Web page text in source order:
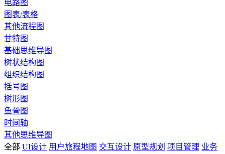
电路图
图表/表格
其他流程图
甘特图
基础思维导图
树状结构图
组织结构图
括号图
树形图
鱼骨图
时间轴
其他思维导图
全部 UI设计 用户旅程地图 交互设计 原型规划 项目管理 业务